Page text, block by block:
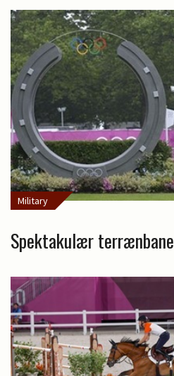
Military
Spektakulær terrænbane